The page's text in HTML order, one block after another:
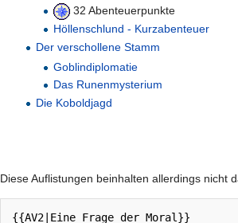
32 Abenteuerpunkte
Höllenschlund - Kurzabenteuer
Der verschollene Stamm
Goblindiplomatie
Das Runenmysterium
Die Koboldjagd
Diese Auflistungen beinhalten allerdings nicht